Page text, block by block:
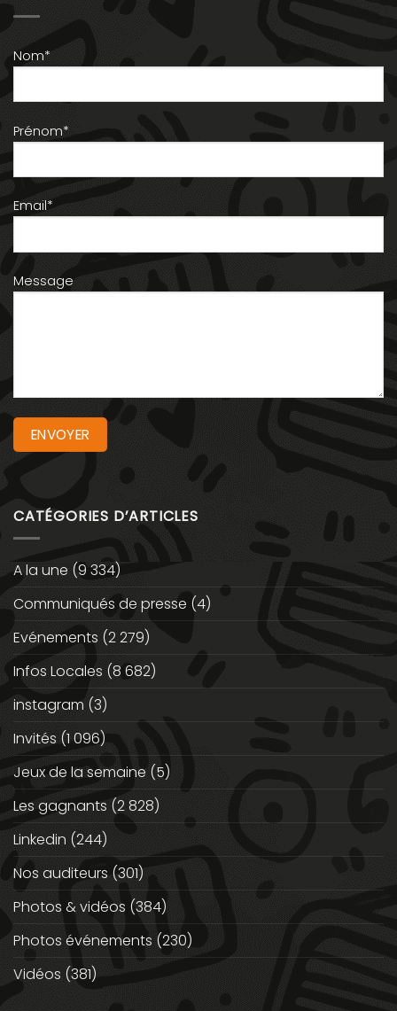
Nom*
Prénom*
Email*
Message
CATÉGORIES D’ARTICLES
A la une (9 334)
Communiqués de presse (4)
Evénements (2 279)
Infos Locales (8 682)
instagram (3)
Invités (1 096)
Jeux de la semaine (5)
Les gagnants (2 828)
Linkedin (244)
Nos auditeurs (301)
Photos & vidéos (384)
Photos événements (230)
Vidéos (381)